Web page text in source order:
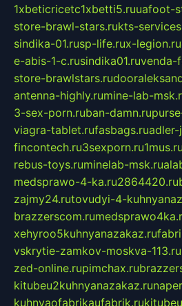
1xbeticricetc1xbetti5.ruuafoot-
store-brawl-stars.rukts-
sindika-01.rusp-life.rux-legion.ru
e-abis-1-c.rusindika01.ruvenda-
store-brawlstars.ru
antenna-highly.rumine-lab-
3-sex-porn.ruban-damn.ru
viagra-tablet.rufasbags.ruadler-
fincontech.ru3sexporn.ru1mus.ru
rebus-toys.ruminelab-msk.ru
medsprawo-4-ka.ru2864420.ru
zajmy24.rutovudyi-4-
brazzerscom.ru
xehyroo5kuhnyanazakaz.ru
vskrytie-zamkov-moskva-113.ru
zed-online.rupimchax.ru
kitubeu2kuhnyanazakaz.ru
kuhnyaofabrikaufabrik.ru